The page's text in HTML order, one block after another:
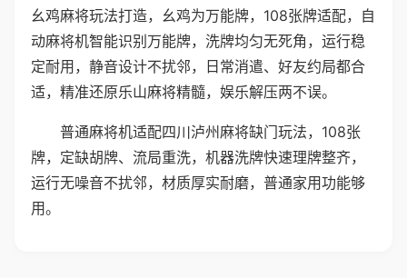
幺鸡麻将玩法打造，幺鸡为万能牌，108张牌适配，自
动麻将机智能识别万能牌，洗牌均匀无死角，运行稳
定耐用，静音设计不扰邻，日常消遣、好友约局都合
适，精准还原乐山麻将精髓，娱乐解压两不误。
普通麻将机适配四川泸州麻将缺门玩法，108张
牌，定缺胡牌、流局重洗，机器洗牌快速理牌整齐，
运行无噪音不扰邻，材质厚实耐磨，普通家用功能够
用。